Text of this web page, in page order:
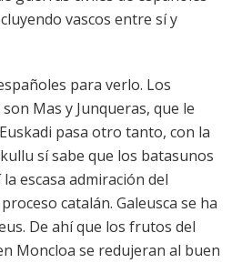
vascos entre sí y
para verlo. Los
Mas y Junqueras, que le
pasa otro tanto, con la
sí sabe que los batasunos
escasa admiración del
catalán. Galeusca se ha
De ahí que los frutos del
Moncloa se redujeran al buen